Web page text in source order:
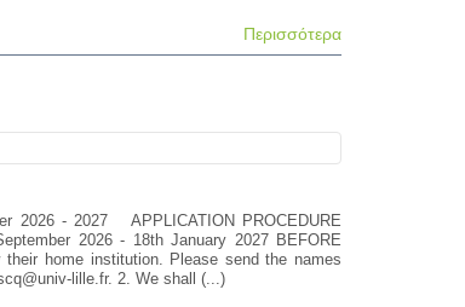
Περισσότερα
2026 - 2027 APPLICATION PROCEDURE
2026 - 18th January 2027 BEFORE
home institution. Please send the names
lille.fr. 2. We shall (...)